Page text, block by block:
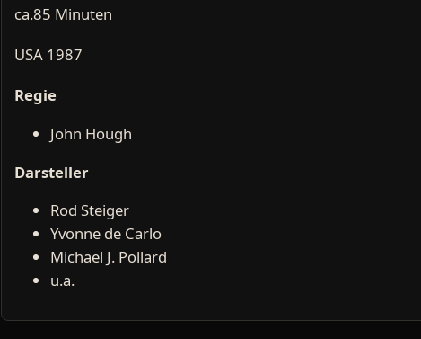
ca.85 Minuten
USA 1987
Regie
John Hough
Darsteller
Rod Steiger
Yvonne de Carlo
Michael J. Pollard
u.a.